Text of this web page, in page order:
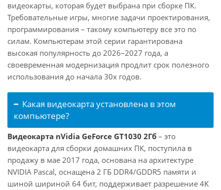
видеокарты, которая будет выбрана при сборке ПК.
Требовательные игры, многие задачи проектирования,
программирования – такому компьютеру все это по
силам. Компьютерам этой серии гарантирована
высокая популярность до 2026–2027 года, а
своевременная модернизация продлит срок полезного
использования до начала 30х годов.
Какая видеокарта установлена в этом
компьютере?
Видеокарта nVidia GeForce GT1030 2Гб – это
видеокарта для сборки домашних ПК, поступила в
продажу в мае 2017 года, основана на архитектуре
NVIDIA Pascal, оснащена 2 ГБ DDR4/GDDR5 памяти и
шиной шириной 64 бит, поддерживает разрешение 4K